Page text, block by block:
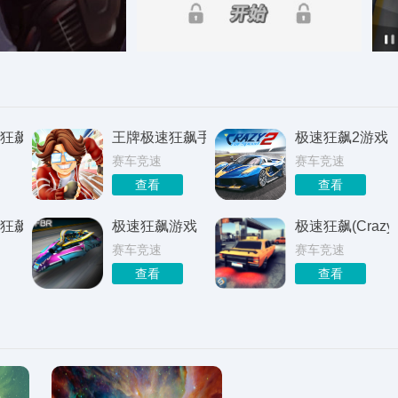
飙 王牌极速狂飙手游
赛车竞速
查看
极速狂飙2游戏
赛车竞速
查看
飙 极速狂飙游戏
赛车竞速
查看
极速狂飙
赛车竞速
查看